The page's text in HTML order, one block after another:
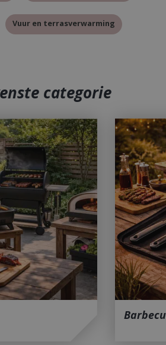
Vuur en terrasverwarming
categorie